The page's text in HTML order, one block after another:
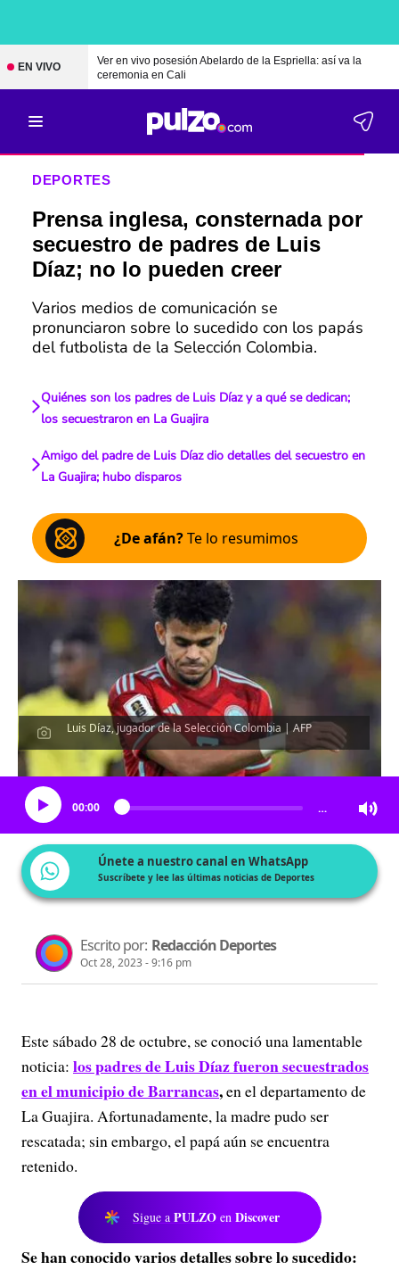
EN VIVO
Ver en vivo posesión Abelardo de la Espriella: así va la
ceremonia en Cali
DEPORTES
Prensa inglesa, consternada por
secuestro de padres de Luis
Díaz; no lo pueden creer
Varios medios de comunicación se
pronunciaron sobre lo sucedido con los papás
del futbolista de la Selección Colombia.
Quiénes son los padres de Luis Díaz y a qué se dedican;
los secuestraron en La Guajira
Amigo del padre de Luis Díaz dio detalles del secuestro en
La Guajira; hubo disparos
¿De afán?Te lo resumimos
Luis Díaz, jugador de la Selección Colombia | AFP
Escucha el artículo
00:00 …
Únete a nuestro canal en WhatsApp
Suscríbete y lee las últimas noticias de Deportes
Escrito por: Redacción Deportes
Oct 28, 2023 - 9:16 pm
Este sábado 28 de octubre, se conoció una lamentable
noticia: los padres de Luis Díaz fueron secuestrados
en el municipio de Barrancas,en el departamento de
La Guajira. Afortunadamente, la madre pudo ser
rescatada; sin embargo, el papá aún se encuentra
retenido.
Sigue a PULZO en Discover
Se han conocido varios detalles sobre lo sucedido: